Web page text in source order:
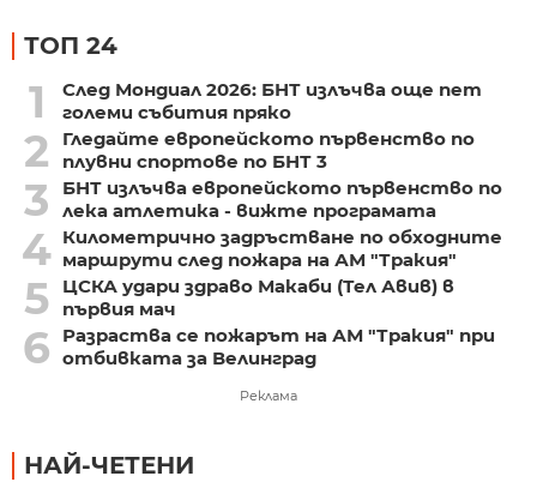
ТОП 24
1
След Мондиал 2026: БНТ излъчва още пет
големи събития пряко
2
Гледайте европейското първенство по
плувни спортове по БНТ 3
3
БНТ излъчва европейското първенство по
лека атлетика - вижте програмата
4 Километрично задръстване по обходните
маршрути след пожара на АМ "Тракия"
5
ЦСКА удари здраво Макаби (Тел Авив) в
първия мач
6
Разраства се пожарът на АМ "Тракия" при
отбивката за Велинград
Реклама
НАЙ-ЧЕТЕНИ